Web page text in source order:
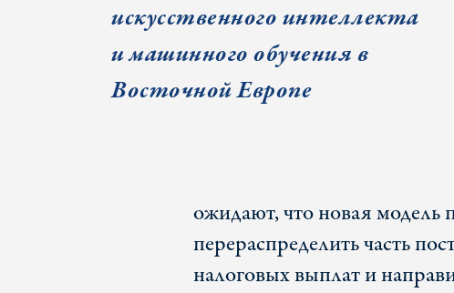
искусственного интеллекта
и машинного обучения в
Восточной Европе
ожидают, что новая модель
перераспределить часть
налоговых выплат и